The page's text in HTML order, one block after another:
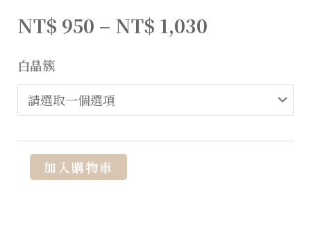
NT$ 950 – NT$ 1,030
白晶簇
加入購物車